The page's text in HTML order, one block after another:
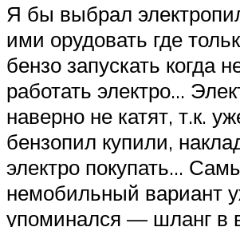
Я бы выбрал
ими орудовать где
бензо запускать когда
работать электро…
наверно не катят, т.к.
бензопил купили,
электро покупать…
немобильный вариант
упоминался — шланг в